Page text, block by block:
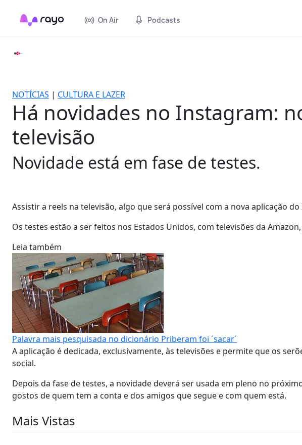
On Air Podcasts
NOTÍCIAS | CULTURA E LAZER
Há novidades no Instagram:
televisão
Novidade está em fase de testes.
Assistir a reels na televisão, algo que será possível com a nova aplicação
Os testes estão a ser feitos nos Estados Unidos, com televisões da
Leia também
Palavra mais pesquisada no dicionário Priberam foi ´sacar´
A aplicação é dedicada, exclusivamente, às televisões e permite que os
social.
Depois da fase de testes, a novidade deverá ser usada em pleno no
gostos de quem tem a conta e dos amigos que segue e com quem está.
Mais Vistas